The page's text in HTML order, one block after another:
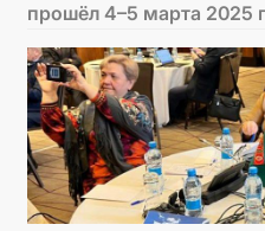
прошёл 4–5 марта 2025